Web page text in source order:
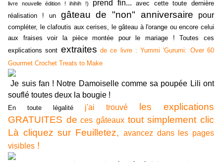
livre nouvelle édition ! ihihih !)
prend fin... avec cette toute dernière
réalisation ! un gâteau de "non" anniversaire pour
compléter, le clafoutis aux cerises, le gâteau à l'orange ou encore celui
aux fraises
voirla pièce montée pour le mariage ! Toutes ces
explications sont extraites de ce livre : Yummi 'Gurumi: Over 60
Gourmet Crochet Treats to Make
Je suis fan ! Notre Damoiselle comme sa poupée Lili ont
souflé toutes deux la bougie !
En toute légalité j'ai trouvé
les explications
GRATUITES de ces gâteaux tout simplement clic
Là cliquez sur Feuilletez, avancez dans les pages
visibles !